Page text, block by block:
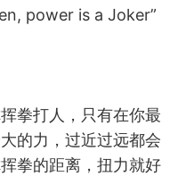
power is a Joker”
拳打人，只有在你最
的力，过近过远都会
拳的距离，扭力就好